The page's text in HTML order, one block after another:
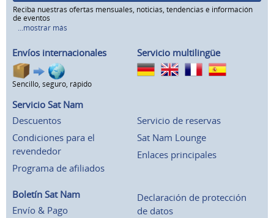
Reciba nuestras ofertas mensuales, noticias, tendencias e información
de eventos
...mostrar más
Envíos internacionales
Sencillo, seguro, rápido
Servicio multilingüe
Servicio Sat Nam
Descuentos
Condiciones para el
revendedor
Programa de afiliados
Servicio de reservas
Sat Nam Lounge
Enlaces principales
Boletín Sat Nam
Envío & Pago
Declaración de protección
de datos